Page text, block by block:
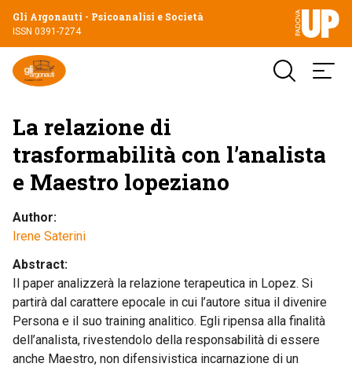
Gli Argonauti - Psicoanalisi e Società
ISSN 0391-7274
La relazione di
trasformabilità con l’analista
e Maestro lopeziano
Author
Irene Saterini
Abstract
Il paper analizzerà la relazione terapeutica in Lopez. Si
partirà dal carattere epocale in cui l’autore situa il divenire
Persona e il suo training analitico. Egli ripensa alla finalità
dell’analista, rivestendolo della responsabilità di essere
anche Maestro, non difensivistica incarnazione di un